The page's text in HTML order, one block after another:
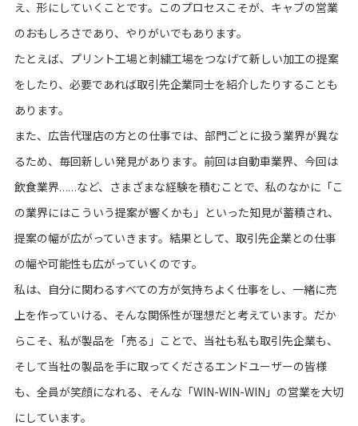
え、形にしていくことです。このプロセスこそが、キャブの営業
のおもしろさであり、やりがいでもあります。
たとえば、プリント工場と刺繍工場をつなげて新しい加工の提案
をしたり、必要であれば取引先企業同士を紹介したりすることも
あります。
また、広告代理店の方との仕事では、部門ごとに扱う業界が異な
るため、毎回新しい発見があります。前回は自動車業界、今回は
飲食業界……など、さまざまな経験を積むことで、私のなかに「こ
の業界にはこういう提案が響くかも」といった知見が蓄積され、
提案の幅が広がっていきます。結果として、取引先企業との仕事
の幅や可能性も広がっていくのです。
私は、自分に関わるすべての方が気持ちよく仕事をし、一緒に売
上を作っていける、そんな関係性が理想だと考えています。だか
らこそ、私が製品を「売る」ことで、当社も私も取引先企業も、
そして当社の製品を手に取ってくださるエンドユーザーの皆様
も、全員が笑顔になれる、そんな「WIN-WIN-WIN」の営業を大切
にしています。